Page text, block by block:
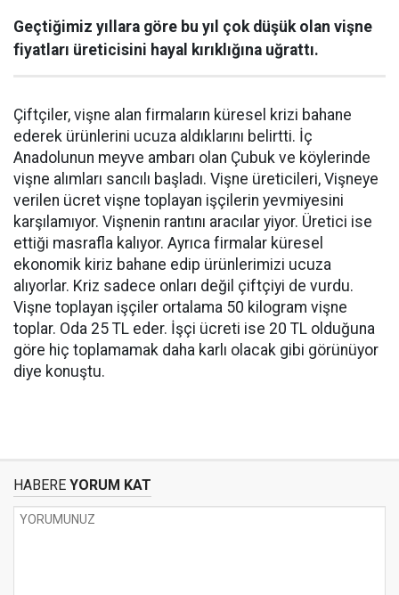
Geçtiğimiz yıllara göre bu yıl çok düşük olan vişne
fiyatları üreticisini hayal kırıklığına uğrattı.
Çiftçiler, vişne alan firmaların küresel krizi bahane
ederek ürünlerini ucuza aldıklarını belirtti. İç
Anadolunun meyve ambarı olan Çubuk ve köylerinde
vişne alımları sancılı başladı. Vişne üreticileri, Vişneye
verilen ücret vişne toplayan işçilerin yevmiyesini
karşılamıyor. Vişnenin rantını aracılar yiyor. Üretici ise
ettiği masrafla kalıyor. Ayrıca firmalar küresel
ekonomik kiriz bahane edip ürünlerimizi ucuza
alıyorlar. Kriz sadece onları değil çiftçiyi de vurdu.
Vişne toplayan işçiler ortalama 50 kilogram vişne
toplar. Oda 25 TL eder. İşçi ücreti ise 20 TL olduğuna
göre hiç toplamamak daha karlı olacak gibi görünüyor 
diye konuştu.
HABERE YORUM KAT